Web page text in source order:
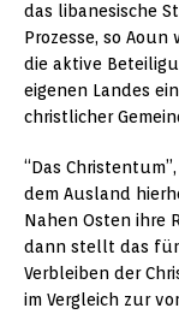
das libanesische
Prozesse, so
die aktive
eigenen Landes
christlicher
“Das
dem Ausland
Nahen Osten ihre
dann stellt das für
Verbleiben der
im Vergleich zur